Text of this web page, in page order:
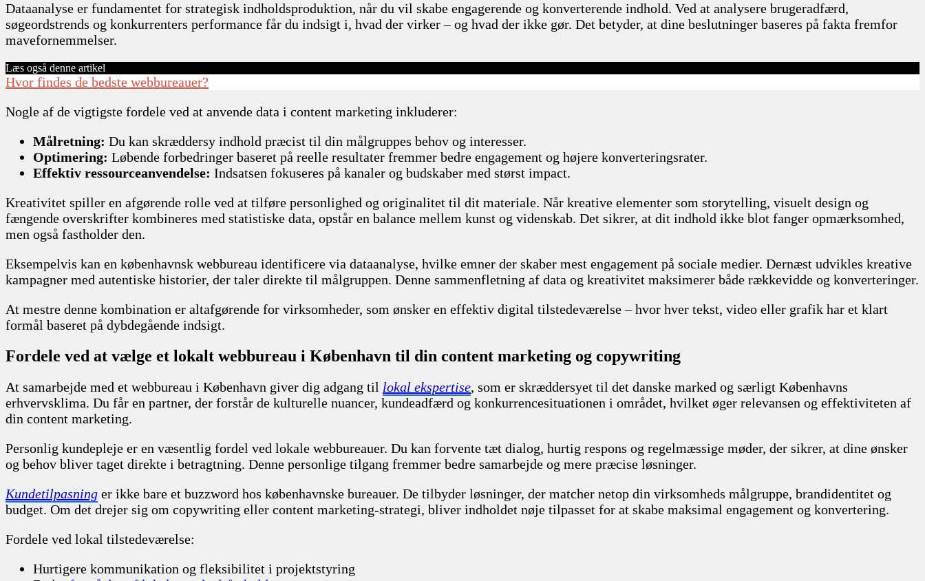
Dataanalyse er fundamentet for strategisk indholdsproduktion, når du vil skabe engagerende og konverterende indhold. Ved at analysere brugeradfærd,
søgeordstrends og konkurrenters performance får du indsigt i, hvad der virker – og hvad der ikke gør. Det betyder, at dine beslutninger baseres på fakta fremfor
mavefornemmelser.
Læs også denne artikel
Hvor findes de bedste webbureauer?
Nogle af de vigtigste fordele ved at anvende data i content marketing inkluderer:
Målretning: Du kan skræddersy indhold præcist til din målgruppes behov og interesser.
Optimering: Løbende forbedringer baseret på reelle resultater fremmer bedre engagement og højere konverteringsrater.
Effektiv ressourceanvendelse: Indsatsen fokuseres på kanaler og budskaber med størst impact.
Kreativitet spiller en afgørende rolle ved at tilføre personlighed og originalitet til dit materiale. Når kreative elementer som storytelling, visuelt design og
fængende overskrifter kombineres med statistiske data, opstår en balance mellem kunst og videnskab. Det sikrer, at dit indhold ikke blot fanger opmærksomhed,
men også fastholder den.
Eksempelvis kan en københavnsk webbureau identificere via dataanalyse, hvilke emner der skaber mest engagement på sociale medier. Dernæst udvikles kreative
kampagner med autentiske historier, der taler direkte til målgruppen. Denne sammenfletning af data og kreativitet maksimerer både rækkevidde og konverteringer.
At mestre denne kombination er altafgørende for virksomheder, som ønsker en effektiv digital tilstedeværelse – hvor hver tekst, video eller grafik har et klart
formål baseret på dybdegående indsigt.
Fordele ved at vælge et lokalt webbureau i København til din content marketing og copywriting
At samarbejde med et webbureau i København giver dig adgang til lokal ekspertise, som er skræddersyet til det danske marked og særligt Københavns
erhvervsklima. Du får en partner, der forstår de kulturelle nuancer, kundeadfærd og konkurrencesituationen i området, hvilket øger relevansen og effektiviteten af
din content marketing.
Personlig kundepleje er en væsentlig fordel ved lokale webbureauer. Du kan forvente tæt dialog, hurtig respons og regelmæssige møder, der sikrer, at dine ønsker
og behov bliver taget direkte i betragtning. Denne personlige tilgang fremmer bedre samarbejde og mere præcise løsninger.
Kundetilpasning er ikke bare et buzzword hos københavnske bureauer. De tilbyder løsninger, der matcher netop din virksomheds målgruppe, brandidentitet og
budget. Om det drejer sig om copywriting eller content marketing-strategi, bliver indholdet nøje tilpasset for at skabe maksimal engagement og konvertering.
Fordele ved lokal tilstedeværelse:
Hurtigere kommunikation og fleksibilitet i projektstyring